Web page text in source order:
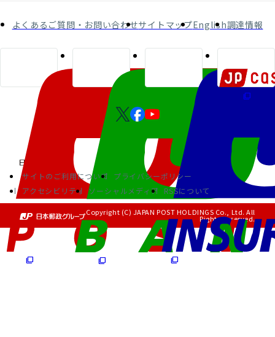
よくあるご質問・お問い合わせサイトマップEnglish調達情報
サイトのご利用について
プライバシーポリシー
アクセシビリティ
ソーシャルメディア RSSについて
Copyright (C) JAPAN POST HOLDINGS Co., Ltd. All
Rights Reserved.